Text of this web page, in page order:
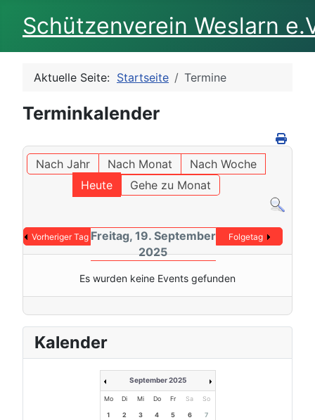
Schützenverein Weslarn
Aktuelle Seite: Startseite Termine
Terminkalender
Nach Jahr Nach Monat
Nach Woche
Heute
Gehe zu Monat
Vorheriger Tag Freitag, 19. September
2025
Folgetag
Es wurden keine Events gefunden
Kalender
September 2025
Mo Di Mi Do Fr Sa So
1 2 3 4 5 6
7